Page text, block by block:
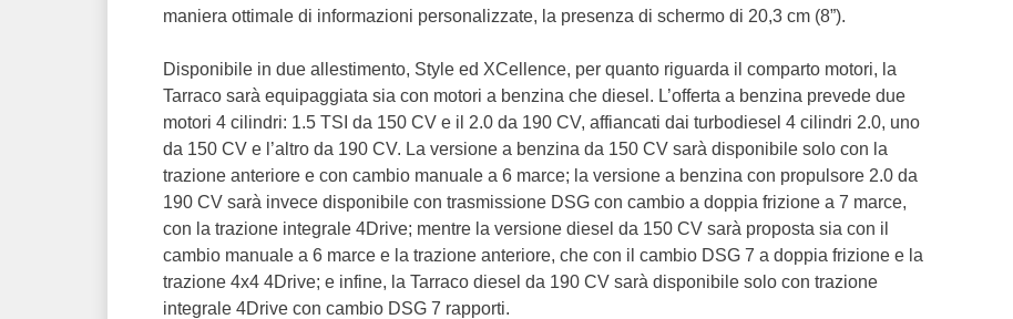
maniera ottimale di informazioni personalizzate, la presenza di schermo di 20,3 cm (8”).
Disponibile in due allestimento, Style ed XCellence, per quanto riguarda il comparto motori, la
Tarraco sarà equipaggiata sia con motori a benzina che diesel. L’offerta a benzina prevede due
motori 4 cilindri: 1.5 TSI da 150 CV e il 2.0 da 190 CV, affiancati dai turbodiesel 4 cilindri 2.0, uno
da 150 CV e l’altro da 190 CV. La versione a benzina da 150 CV sarà disponibile solo con la
trazione anteriore e con cambio manuale a 6 marce; la versione a benzina con propulsore 2.0 da
190 CV sarà invece disponibile con trasmissione DSG con cambio a doppia frizione a 7 marce,
con la trazione integrale 4Drive; mentre la versione diesel da 150 CV sarà proposta sia con il
cambio manuale a 6 marce e la trazione anteriore, che con il cambio DSG 7 a doppia frizione e la
trazione 4x4 4Drive; e infine, la Tarraco diesel da 190 CV sarà disponibile solo con trazione
integrale 4Drive con cambio DSG 7 rapporti.